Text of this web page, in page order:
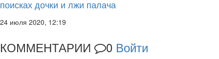
поисках дочки и лжи палача
24 июля 2020, 12:19
КОММЕНТАРИИ 0 Войти